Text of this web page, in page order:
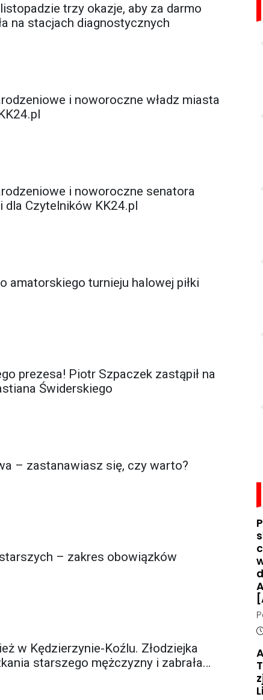
trzy okazje, aby za darmo
na stacjach diagnostycznych
i noworoczne władz miasta
i noworoczne senatora
dla Czytelników KK24.pl
amatorskiego turnieju halowej piłki
prezesa! Piotr Szpaczek zastąpił na
Świderskiego
– zastanawiasz się, czy warto?
– zakres obowiązków
w Kędzierzynie-Koźlu. Złodziejka
starszego mężczyzny i zabrała